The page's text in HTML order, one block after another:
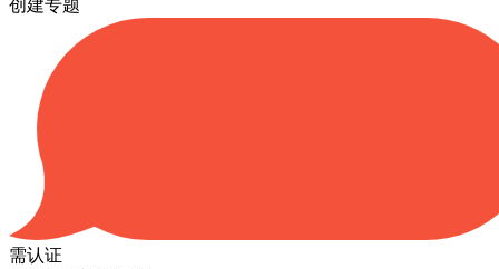
创建专题
需认证